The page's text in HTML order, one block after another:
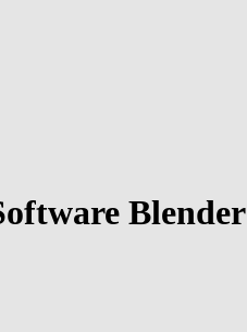
Blender